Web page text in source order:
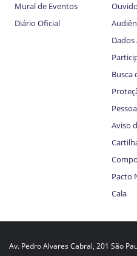
Mural de Eventos
Diário Oficial
Busca
Aviso
Pacto
Cala
Av. Pedro Alvares Cabral, 201 São